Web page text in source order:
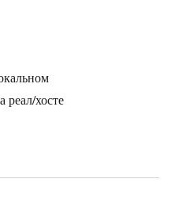
реал/хосте